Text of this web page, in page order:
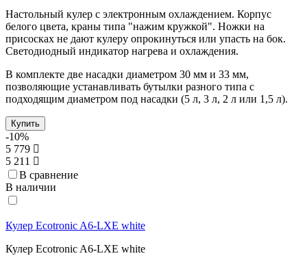
Настольный кулер с электронным охлаждением. Корпус
белого цвета, краны типа "нажим кружкой". Ножки на
присосках не дают кулеру опрокинуться или упасть на бок.
Светодиодный индикатор нагрева и охлаждения.
В комплекте две насадки диаметром 30 мм и 33 мм,
позволяющие устанавливать бутылки разного типа с
подходящим диаметром под насадки (5 л, 3 л, 2 л или 1,5 л).
Купить
-10%
5 779
5 211
В сравнение
В наличии
Кулер Ecotronic A6-LXE white
Кулер Ecotronic A6-LXE white